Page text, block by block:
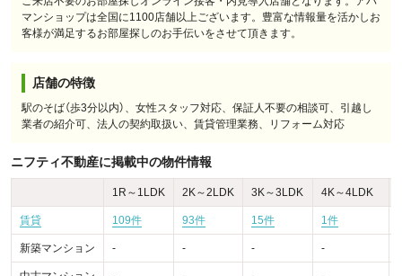
マンショップは全国に1100店舗以上ございます。豊富な情報量を活かしお
客様が満足するお部屋探しのお手伝いをさせて頂きます。
店舗の特徴
駅のそば（歩3分以内）、女性スタッフ対応、保証人不要の相談可、引越し
業者の紹介可、法人の契約取扱い、賃貸管理業務、リフォーム対応
ニフティ不動産に掲載中の物件情報
1R～1LDK 2K～2LDK 3K～3LDK 4K～4LDK
賃貸 109件 93件 15件 1件
新築マンション - - - -